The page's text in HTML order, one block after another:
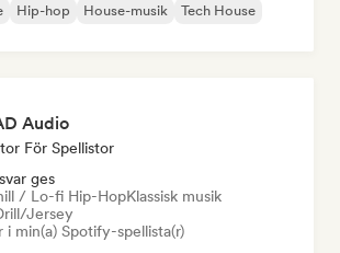
Hip-hop House-musik Tech House
Audio
För Spellistor
ges
/ Lo-fi Hip-HopKlassisk musik
Jersey
i min(a) Spotify-spellista(r)